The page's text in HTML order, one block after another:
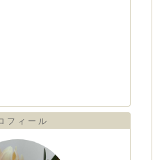
フィール